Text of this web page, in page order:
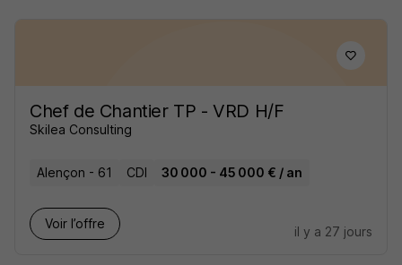
Chef de Chantier TP - VRD H/F
Skilea Consulting
Alençon - 61 CDI 30 000 - 45 000 € / an
Voir l’offre
il y a 27 jours